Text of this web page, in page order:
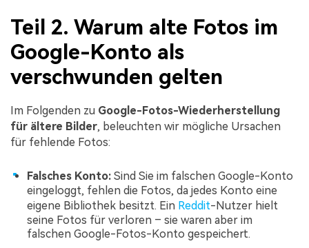
Teil 2. Warum alte Fotos im
Google-Konto als
verschwunden gelten
Im Folgenden zu Google-Fotos-Wiederherstellung
für ältere Bilder, beleuchten wir mögliche Ursachen
für fehlende Fotos:
Falsches Konto: Sind Sie im falschen Google-Konto
eingeloggt, fehlen die Fotos, da jedes Konto eine
eigene Bibliothek besitzt. Ein Reddit-Nutzer hielt
seine Fotos für verloren – sie waren aber im
falschen Google-Fotos-Konto gespeichert.